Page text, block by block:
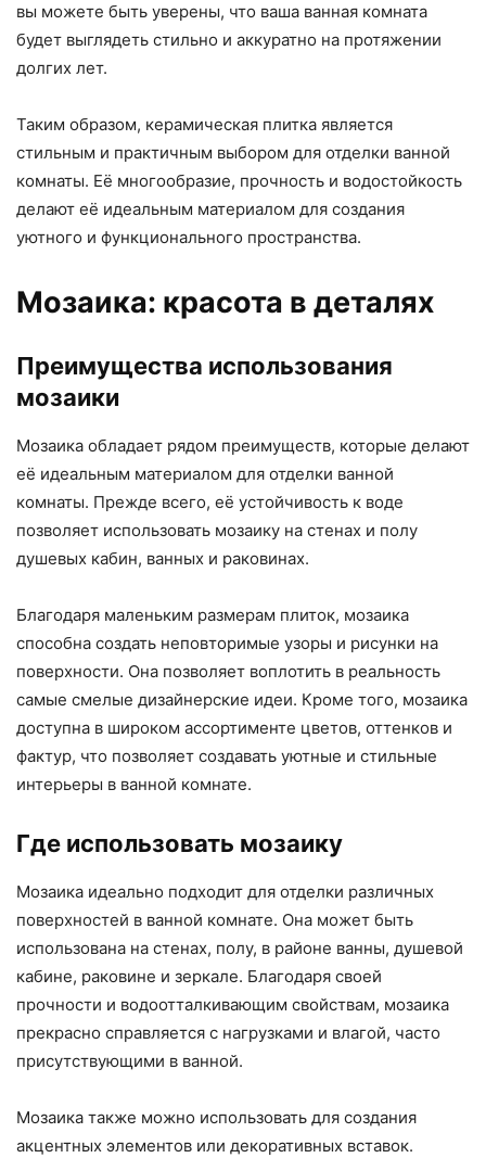
вы можете быть уверены, что ваша ванная комната
будет выглядеть стильно и аккуратно на протяжении
долгих лет.
Таким образом, керамическая плитка является
стильным и практичным выбором для отделки ванной
комнаты. Её многообразие, прочность и водостойкость
делают её идеальным материалом для создания
уютного и функционального пространства.
Мозаика: красота в деталях
Преимущества использования
мозаики
Мозаика обладает рядом преимуществ, которые делают
её идеальным материалом для отделки ванной
комнаты. Прежде всего, её устойчивость к воде
позволяет использовать мозаику на стенах и полу
душевых кабин, ванных и раковинах.
Благодаря маленьким размерам плиток, мозаика
способна создать неповторимые узоры и рисунки на
поверхности. Она позволяет воплотить в реальность
самые смелые дизайнерские идеи. Кроме того, мозаика
доступна в широком ассортименте цветов, оттенков и
фактур, что позволяет создавать уютные и стильные
интерьеры в ванной комнате.
Где использовать мозаику
Мозаика идеально подходит для отделки различных
поверхностей в ванной комнате. Она может быть
использована на стенах, полу, в районе ванны, душевой
кабине, раковине и зеркале. Благодаря своей
прочности и водоотталкивающим свойствам, мозаика
прекрасно справляется с нагрузками и влагой, часто
присутствующими в ванной.
Мозаика также можно использовать для создания
акцентных элементов или декоративных вставок.